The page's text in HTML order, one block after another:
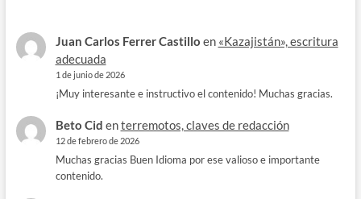
Juan Carlos Ferrer Castillo en «Kazajistán», escritura
adecuada
1 de junio de 2026
¡Muy interesante e instructivo el contenido! Muchas gracias.
Beto Cid enterremotos, claves de redacción
12 de febrero de 2026
Muchas gracias Buen Idioma por ese valioso e importante
contenido.